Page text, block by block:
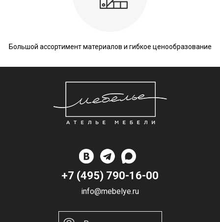
Большой ассортимент материалов и гибкое ценообразование
+7 (495) 790-16-00
info@mebelye.ru